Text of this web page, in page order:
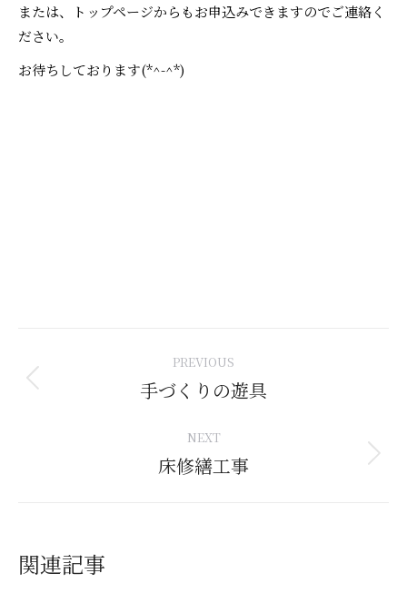
または、トップページからもお申込みできますのでご連絡く
ださい。
お待ちしております(*^-^*)
navigation
PREVIOUS
Previous
手づくりの遊具
NEXT
Next
床修繕工事
関連記事